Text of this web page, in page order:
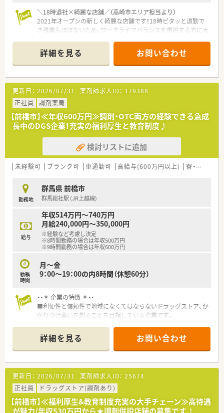
受けながら地域密着型の薬局で働きたい方に最適な求人です。
【やりがい/おすすめポイント】
■個人ノルマなどは一切設けられていないため、患者様一人ひと
りの生活に寄り添った丁寧な服薬指導に専念できる環境です。
■在宅医療やドライブスルー対応など時代に合わせた多様なサ
ービスを提供しており、薬剤師として幅広い経験を積めます。
■地域住民の健康を支える多様な社会貢献活動を通じて、薬剤師
としての社会的意義や大きなやりがいを実感できる職場です。
＼18時退社×綺麗な店舗／（高崎市エリア担当より）
2021年オープンの新しく綺麗な店舗です！18時ピタッと退勤で
き残業もほぼないため、ワークライフバランスを重視する方に大
＊------------------------------------------＊
【店舗情報と応需状況について】
■井野駅から車で10分ほどの場所に位置しており、マイカー通
勤が可能で毎日の通勤も快適で便利な環境です。
■近隣のクリニックから皮膚科の処方箋をメインに応需してお
り、1日に100枚から130枚程度を対応します。
■皮膚科領域に特化しているため、専門的な知識を深めながら落
ち着いて日々の調剤業務に取り組める店舗です。
【募集背景と求める人物像について】
■2021年11月に新規オープンした綺麗な店舗で、事業拡大と体
制強化のための新たな人材を募集しております。
■地域に根ざした医療を提供するため、患者様とのコミュニケー
■ブランクがある方や経験に自信がない方でも、前向きに学ぶ姿
勢があれば積極的に採用を行っている状況です。
【想定される業務内容】
■主に皮膚科の処方箋に基づく調剤業務全般を担当し、正確かつ
迅速に患者様へお薬をお渡しするお仕事です。
■調剤されたお薬の監査業務を通じて、医療過誤を防ぎ患者様の
安全を守る重要な役割を担っていただきます。
指導を行うことで地域医療に貢献していただきます。
ンスをしっかりと保ちながら働きたい方に最適です。
■綺麗な新店舗で心機一転スタートを切りたい方や、最新の設備
が整った環境で働きたい方に大変おすすめです。
■皮膚科の処方箋がメインとなるため、実務を通じて特定の分野
における専門性をしっかりと磨きたい方に向いています。
詳細を見る お問い合わせ
更新日： 2026/07/31 薬剤師求人ID： 179388
正社員
調剤薬局
【前橋市】≪年収600万円≫調剤・OTC両方の経験できる急成
長中のDGS企業！充実の福利厚生と教育制度♪
検討リストに追加
未経験可 ブランク可 車通勤可 高給与(600万円以上) 寮・借上社宅あり
勤務地
群馬県 前橋市
群馬総社駅 (JR上越線)
給与
年収514万円～740万円
月給240,000円～350,000円
※経験など考慮し決定
※8時間勤務の場合は年収500万円
※9時間勤務の場合は年収600万円
勤務
時間
月～金
9：00～19：00の内8時間（休憩60分）
・・＊ 企業の特徴 ＊・・
■利便性と信頼性で地域になくてはならないドラッグストア、か
かりつけ薬局を創ることを目指している企業です。
でもスムーズに仕事が出来る環境が整っているので安心です。
■病院門前の様に処方箋枚数が多くない為に、服薬指導の時間も
じっくりとれるので、患者様にしっかり向き合い仕事が出来るの
も魅力の一つです。
■福利厚生が充実★ 各種手当はもちろん「育児支援制度」もあ
り！
詳細を見る お問い合わせ
更新日： 2026/07/31 薬剤師求人ID： 25674
正社員
ドラッグストア(調剤あり)
【前橋市】≪福利厚生&教育制度充実の大手チェーン≫高待遇